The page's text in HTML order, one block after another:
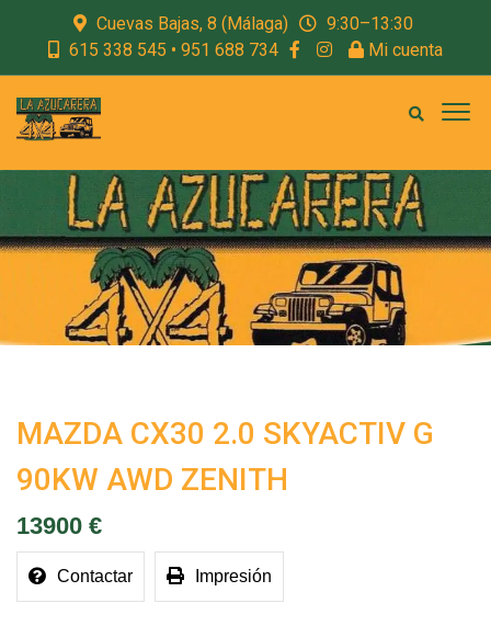
Cuevas Bajas, 8 (Málaga)
9:30–13:30
615 338 545 • 951 688 734
Mi cuenta
MAZDA CX30 2.0 SKYACTIV G
90KW AWD ZENITH
13900 €
Contactar Impresión